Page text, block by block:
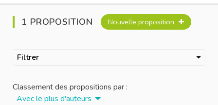
1 PROPOSITION Nouvelle proposition
Filtrer
Classement des propositions par :
Avec le plus d'auteurs